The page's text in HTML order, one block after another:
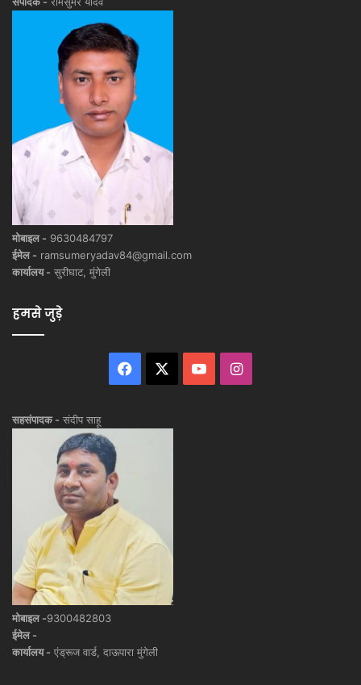
मोबाइल - 9630484797
ईमेल - ramsumeryadav84@gmail.com
कार्यालय - सुरीघाट, मुंगेली
हमसे जुड़े
Facebook YouTubeInstagram
सहसंपादक - संदीप साहू
मोबाइल -9300482803
ईमेल -
कार्यालय - एंड्रूज वार्ड, दाऊपारा मुंगेली